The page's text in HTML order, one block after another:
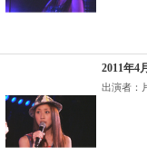
2011年4
出演者：